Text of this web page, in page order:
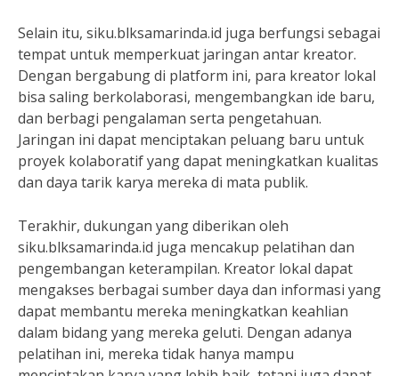
Selain itu, siku.blksamarinda.id juga berfungsi sebagai
tempat untuk memperkuat jaringan antar kreator.
Dengan bergabung di platform ini, para kreator lokal
bisa saling berkolaborasi, mengembangkan ide baru,
dan berbagi pengalaman serta pengetahuan.
Jaringan ini dapat menciptakan peluang baru untuk
proyek kolaboratif yang dapat meningkatkan kualitas
dan daya tarik karya mereka di mata publik.
Terakhir, dukungan yang diberikan oleh
siku.blksamarinda.id juga mencakup pelatihan dan
pengembangan keterampilan. Kreator lokal dapat
mengakses berbagai sumber daya dan informasi yang
dapat membantu mereka meningkatkan keahlian
dalam bidang yang mereka geluti. Dengan adanya
pelatihan ini, mereka tidak hanya mampu